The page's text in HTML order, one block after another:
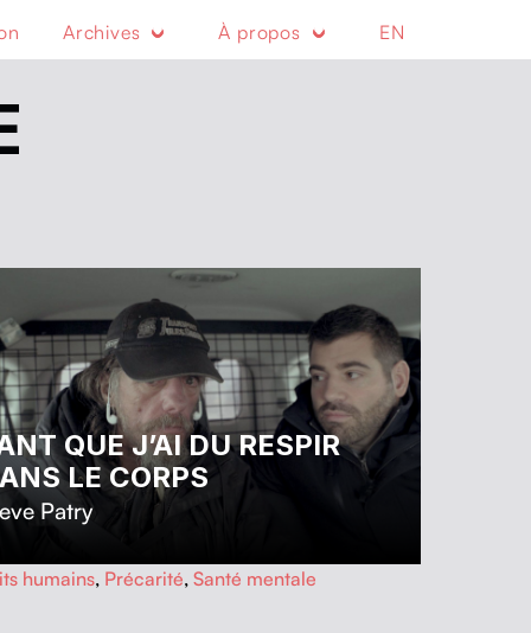
Archives À propos EN
QUE J’AI DU RESPIR
LE CORPS
Patry
humains, Précarité, Santé mentale